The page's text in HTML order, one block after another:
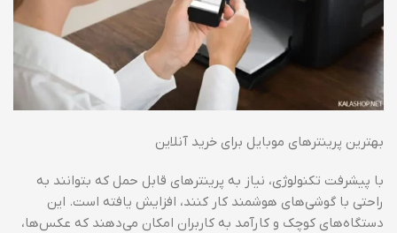
بهترین پرینترهای موبایل برای خرید آنلاین
با پیشرفت تکنولوژی، نیاز به پرینترهای قابل حمل که بتوانند به
راحتی با گوشی‌های هوشمند کار کنند، افزایش یافته است. این
دستگاه‌های کوچک و کارآمد به کاربران امکان می‌دهند که عکس‌ها،